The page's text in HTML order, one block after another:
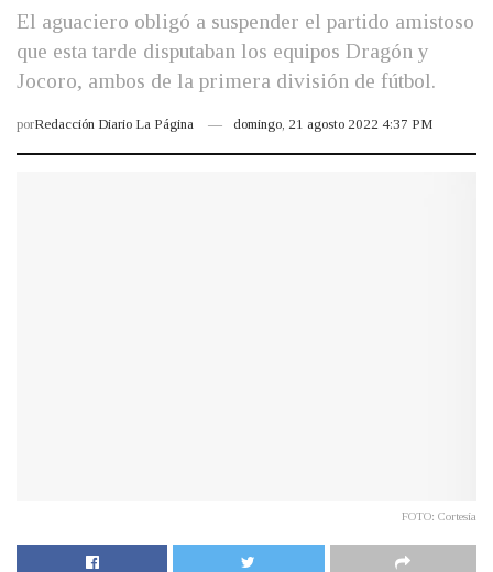
El aguaciero obligó a suspender el partido amistoso
que esta tarde disputaban los equipos Dragón y
Jocoro, ambos de la primera división de fútbol.
porRedacción Diario La Página domingo, 21 agosto 2022 4:37 PM
FOTO: Cortesía